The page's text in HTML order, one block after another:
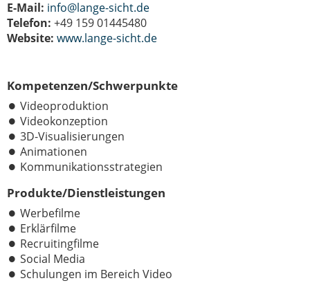
E-Mail: info@lange-sicht.de
Telefon: +49 159 01445480
Website: www.lange-sicht.de
Kompetenzen/Schwerpunkte
Videoproduktion
Videokonzeption
3D-Visualisierungen
Animationen
Kommunikationsstrategien
Produkte/Dienstleistungen
Werbefilme
Erklärfilme
Recruitingfilme
Social Media
Schulungen im Bereich Video